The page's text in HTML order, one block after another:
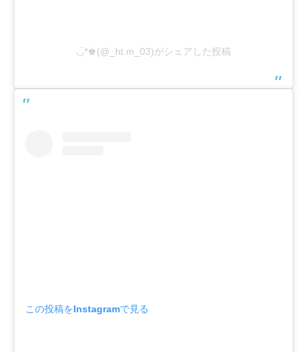
◡̈︎*♚︎(@_ht.m_03)がシェアした投稿
この投稿をInstagramで見る